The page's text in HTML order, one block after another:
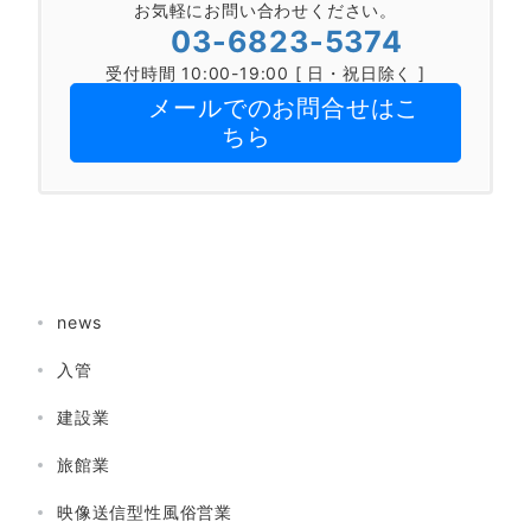
お気軽にお問い合わせください。
03-6823-5374
受付時間 10:00-19:00 [ 日・祝日除く ]
メールでのお問合せはこ
ちら
news
入管
建設業
旅館業
映像送信型性風俗営業